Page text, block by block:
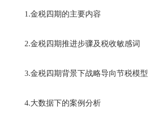
1.金税四期的主要内容
2.金税四期推进步骤及税收敏感词
3.金税四期背景下战略导向节税模型
4.大数据下的案例分析